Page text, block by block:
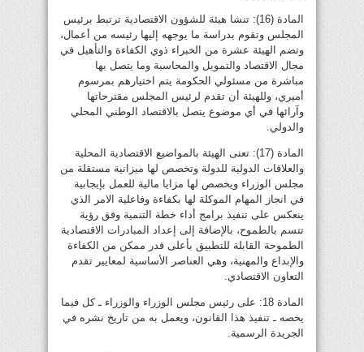
المادة (16): تنشا هيئة للشؤون الاقتصادية ترتبط برئيس
المجلس وتقوم بدراسة ما يوجهه إليها رئيسه من أعمال،
وتضم الهيئة عشرة من الخبراء ذوي الكفاءة والتأهيل في
مجال الاقتصاد والتمويل والمحاسبة وما يتصل بها
مباشرة من مسئولي الحكومة يتم اختيارهم بمرسوم
أميري، وللهيئة أن تقدم لرئيس المجلس مقترحاتها
وآرائها في أي موضوع يتصل بالاقتصاد الوطني المحلي
والدولي.
المادة (17): تعنى الهيئة بالمواضيع الاقتصادية المحلية
والعلاقات الدولية للدولة وتخصص لها ميزانية مستقلة من
مجلس الوزراء ويخصص لها مزايا مالية للعمل بإيجابية
في انجاز المهام الموكلة لها بكفاءة وفاعلية الامر الذي
ينعكس على تنفيذ برامج أداء خطة التنمية وفق رؤية
تتسم بالطموح، بالإضافة إلى إعداد المبادرات الاقتصادية
الطموحة القابلة للتطبيق بأعلى قدر ممكن من الكفاءة
والإبداع والمهنية، وهي العناصر الأساسية لمعايير تقدم
التعاون الاقتصادي.
المادة 18: على رئيس مجلس الوزراء والوزراء ـ كل فيما
يخصه ـ تنفيذ هذا القانون، ويعمل به من تاريخ نشره في
الجريدة الرسمية.